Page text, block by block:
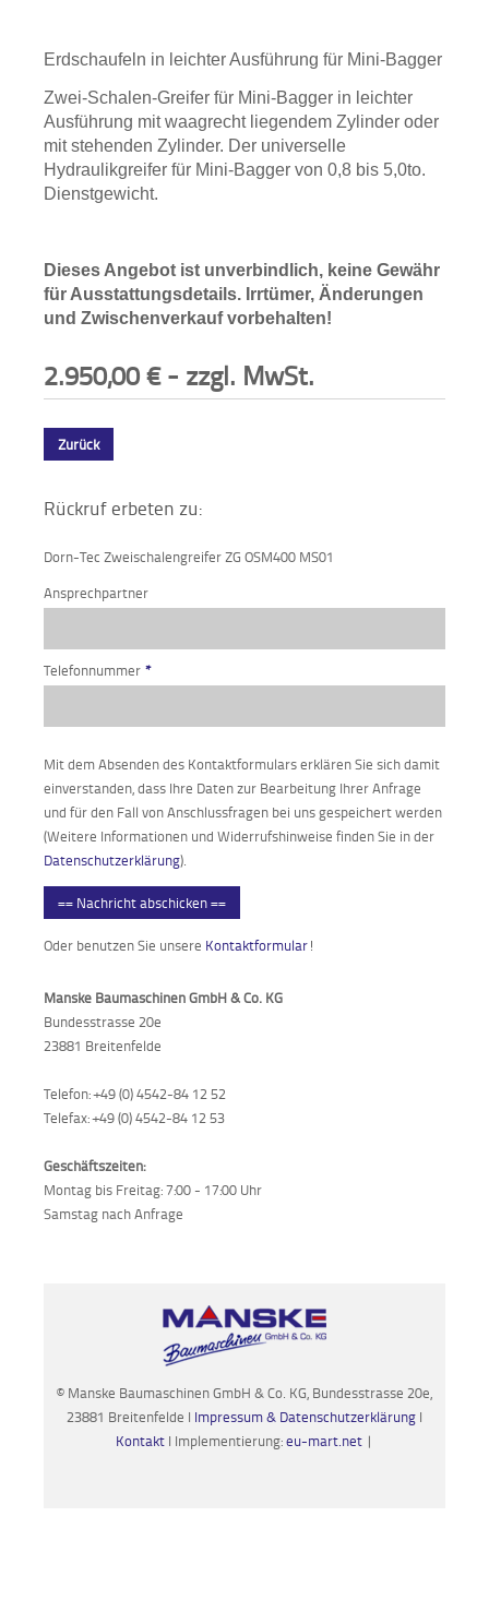
Erdschaufeln in leichter Ausführung für Mini-Bagger
Zwei-Schalen-Greifer für Mini-Bagger in leichter
Ausführung mit waagrecht liegendem Zylinder oder
mit stehenden Zylinder. Der universelle
Hydraulikgreifer für Mini-Bagger von 0,8 bis 5,0to.
Dienstgewicht.
Dieses Angebot ist unverbindlich, keine Gewähr
für Ausstattungsdetails. Irrtümer, Änderungen
und Zwischenverkauf vorbehalten!
2.950,00€- zzgl. MwSt.
Zurück
Rückruf erbeten zu:
Dorn-Tec Zweischalengreifer ZG OSM400 MS01
Ansprechpartner
Telefonnummer *
Mit dem Absenden des Kontaktformulars erklären Sie sich damit
einverstanden, dass Ihre Daten zur Bearbeitung Ihrer Anfrage
und für den Fall von Anschlussfragen bei uns gespeichert werden
(Weitere Informationen und Widerrufshinweise finden Sie in der
Datenschutzerklärung).
== Nachricht abschicken ==
Oder benutzen Sie unsere Kontaktformular!
Manske Baumaschinen GmbH & Co. KG
Bundesstrasse 20e
23881 Breitenfelde
Telefon: +49 (0) 4542-84 12 52
Telefax: +49 (0) 4542-84 12 53
Geschäftszeiten:
Montag bis Freitag: 7:00 - 17:00 Uhr
Samstag nach Anfrage
© Manske Baumaschinen GmbH & Co. KG, Bundesstrasse 20e,
23881 Breitenfelde I Impressum & Datenschutzerklärung I
Kontakt I Implementierung:eu-mart.net |